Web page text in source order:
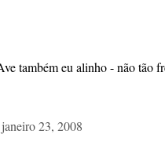
também eu alinho - não tão
23, 2008